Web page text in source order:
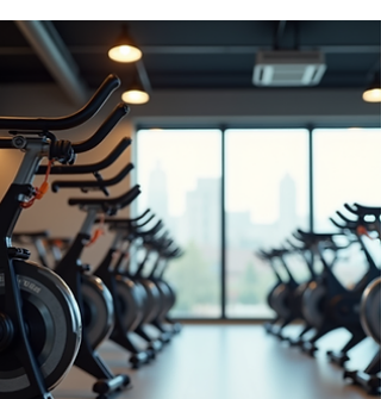
alla possibilità di allenarsi in un ambiente
stimolante e sicuro. Ti racconto tutto quello
devi sapere per iniziare e perché dovresti
provarlo subito. Perché scegliere l'indoor
cycling? L'indoor cycling è molto più di una
semplice pedalata su u